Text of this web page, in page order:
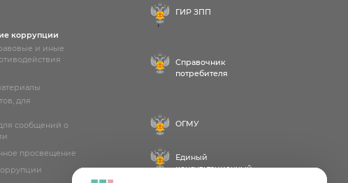
коррупции
и иные
для
сообщений о
просвещение
ГИР ЗПП
;
Справочник
потребителя
ОГМУ
Единый
консультационный